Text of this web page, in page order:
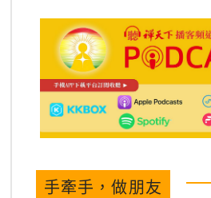
手牽手，做朋友